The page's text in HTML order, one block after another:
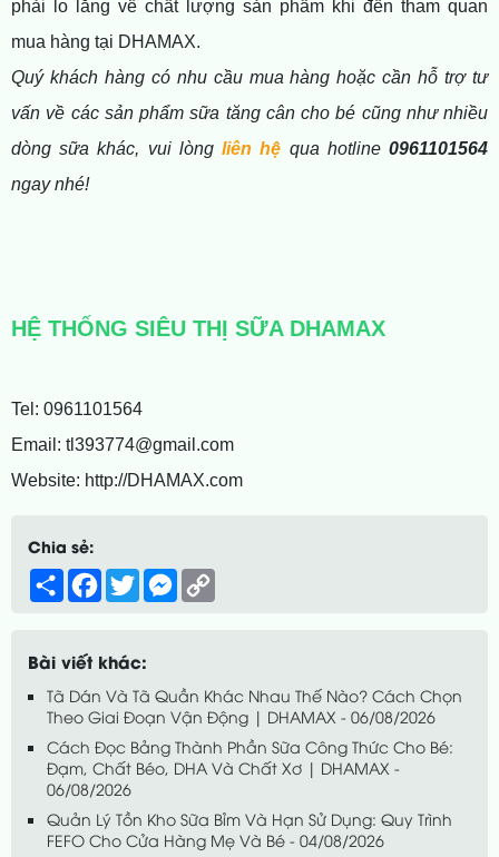
phải lo lắng về chất lượng sản phẩm khi đến tham quan
mua hàng tại DHAMAX.
Quý khách hàng có nhu cầu mua hàng hoặc cần hỗ trợ tư
vấn về các sản phẩm sữa tăng cân cho bé cũng như nhiều
dòng sữa khác, vui lòngliên hệ qua hotline0961101564
ngay nhé!
HỆ THỐNG SIÊU THỊ SỮA DHAMAX
Tel: 0961101564
Email: tl393774@gmail.com
Website: http://DHAMAX.com
Chia sẻ:
ShareFacebook
TwitterMessenger
Bài viết khác:
Tã Dán Và Tã Quần Khác Nhau Thế Nào? Cách Chọn
Theo Giai Đoạn Vận Động | DHAMAX - 06/08/2026
Cách Đọc Bảng Thành Phần Sữa Công Thức Cho Bé:
Đạm, Chất Béo, DHA Và Chất Xơ | DHAMAX -
06/08/2026
Quản Lý Tồn Kho Sữa Bỉm Và Hạn Sử Dụng: Quy Trình
FEFO Cho Cửa Hàng Mẹ Và Bé - 04/08/2026